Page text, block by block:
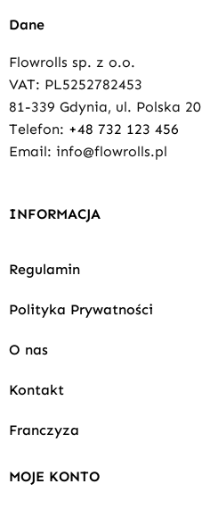
Dane
Flowrolls sp. z o.o.
VAT: PL5252782453
81-339 Gdynia, ul. Polska 20
Telefon: +48 732 123 456
Email: info@flowrolls.pl
INFORMACJA
Regulamin
Polityka Prywatności
O nas
Kontakt
Franczyza
MOJE KONTO